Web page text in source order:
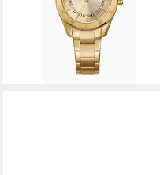
Edelstahlarmband, analog
lieferbar - in 1-2 Werktagen bei dir